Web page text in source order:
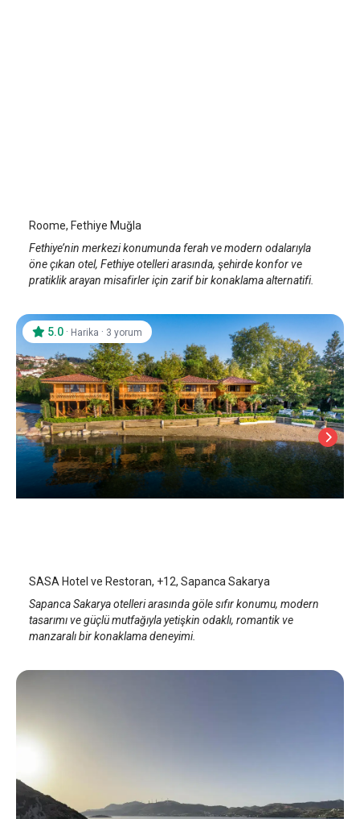
Roome, Fethiye Muğla
Fethiye’nin merkezi konumunda ferah ve modern odalarıyla
öne çıkan otel, Fethiye otelleri arasında, şehirde konfor ve
pratiklik arayan misafirler için zarif bir konaklama alternatifi.
5.0 · Harika · 3 yorum
SASA Hotel ve Restoran, +12, Sapanca Sakarya
Sapanca Sakarya otelleri arasında göle sıfır konumu, modern
tasarımı ve güçlü mutfağıyla yetişkin odaklı, romantik ve
manzaralı bir konaklama deneyimi.